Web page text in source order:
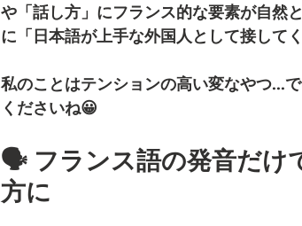
や「話し方」にフランス的な要素が自然
に「日本語が上手な外国人として接して
私のことはテンションの高い変なやつ...
くださいね😀
🗣️ フランス語の発音だけ
方に